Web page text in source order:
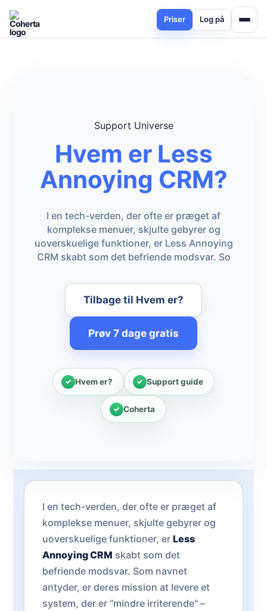
Priser Log på
Support Universe
Hvem er Less
Annoying CRM?
I en tech-verden, der ofte er præget af
komplekse menuer, skjulte gebyrer og
uoverskuelige funktioner, er Less Annoying
CRM skabt som det befriende modsvar. So
Tilbage til Hvem er?
Prøv 7 dage gratis
Hvem er? Support guide
Coherta
I en tech-verden, der ofte er præget af
komplekse menuer, skjulte gebyrer og
uoverskuelige funktioner, er Less
Annoying CRM skabt som det
befriende modsvar. Som navnet
antyder, er deres mission at levere et
system, der er "mindre irriterende" –